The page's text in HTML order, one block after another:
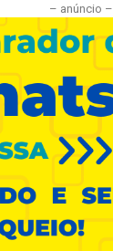
– anúncio –